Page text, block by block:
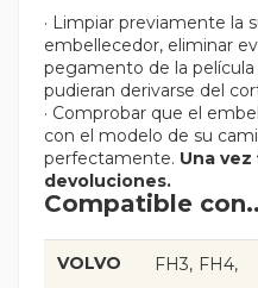
· Limpiar previamente la
embellecedor, eliminar
pegamento de la
pudieran derivarse del
· Comprobar que el
con el modelo de su
perfectamente. Una
devoluciones.
Compatible
VOLVO FH3 FH4